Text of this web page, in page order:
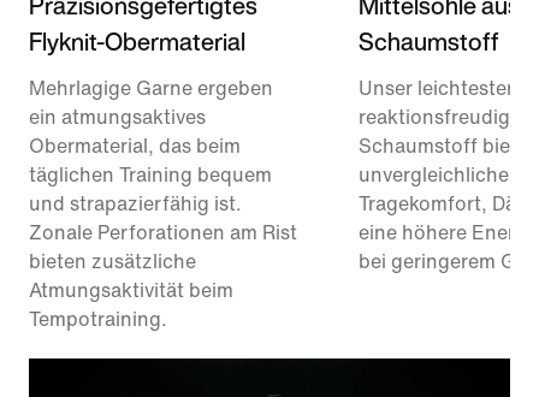
Flyknit-Obermaterial
Mehrlagige Garne ergeben
ein atmungsaktives
Obermaterial, das beim
täglichen Training bequem
und strapazierfähig ist.
Zonale Perforationen am Rist
bieten zusätzliche
Atmungsaktivität beim
Tempotraining.
Schaumstoff
Unser leichtester
Schaumstoff bietet
unvergleichlichen
Tragekomfort,
eine höhere
bei geringerem